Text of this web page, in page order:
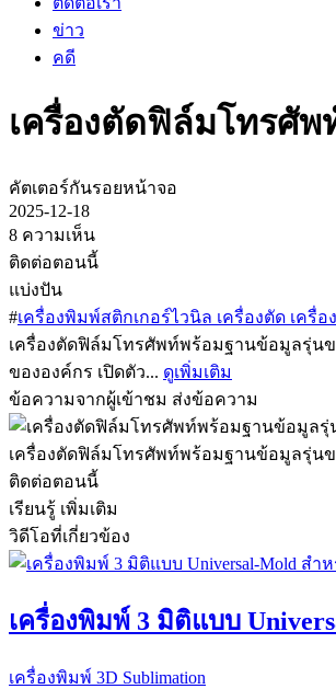
ข่าว
คดี
เครื่องตัดฟิล์มโทรศั
คัตเตอร์กันรอยหน้าจอ
2025-12-18
8 ความเห็น
ติดต่อตอนนี้
แบ่งปัน
#เครื่องพิมพ์สติกเกอร์ไวนิล เครื่องตัด เครื่
เครื่องตัดฟิล์มโทรศัพท์พร้อมฐานข้อมูลรุ่น
ขององค์กร เปิดตัว... ดูเพิ่มเติม
ข้อความจากผู้เข้าชม ส่งข้อความ
เครื่องตัดฟิล์มโทรศัพท์พร้อมฐานข้อมูลรุ่น
ติดต่อตอนนี้
เรียนรู้ เพิ่มเติม
วิดีโอที่เกี่ยวข้อง
เครื่องพิมพ์ 3 มิติแบบ
เครื่องพิมพ์ 3D Sublimation